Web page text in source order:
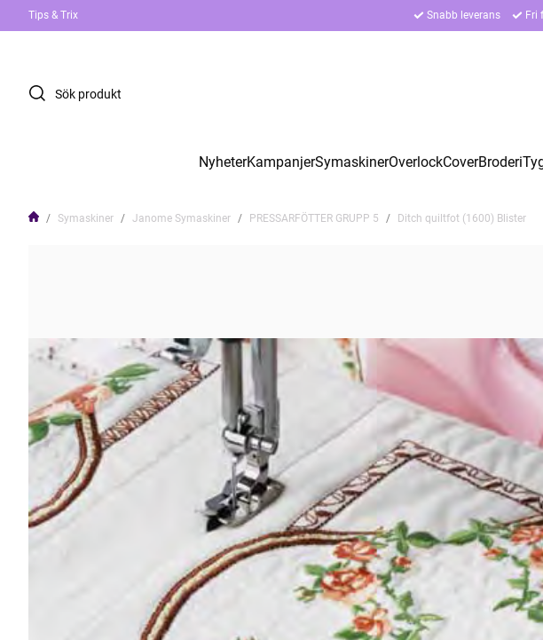
Tips & Trix Snabb leverans Fri
NyheterKampanjerSymaskinerOverlockCoverBroderi
Symaskiner Janome Symaskiner PRESSARFÖTTER GRUPP 5 Ditch quiltfot (1600) Blister